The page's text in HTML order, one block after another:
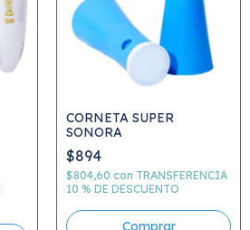
CORNETA SUPER
SONORA
$894
$804,60 con TRANSFERENCIA
10 % DE DESCUENTO